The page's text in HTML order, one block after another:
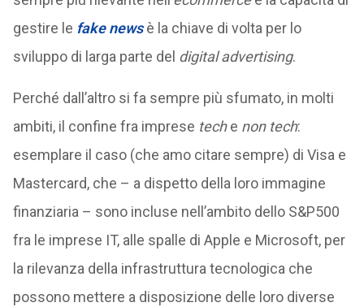
gestire le fake newsè la chiave di volta per lo
sviluppo di larga parte del digital advertising.
Perché dall’altro si fa sempre più sfumato, in molti
ambiti, il confine fra imprese teche non tech:
esemplare il caso (che amo citare sempre) di Visa e
Mastercard, che – a dispetto della loro immagine
finanziaria – sono incluse nell’ambito dello S&P500
fra le imprese IT, alle spalle di Apple e Microsoft, per
la rilevanza della infrastruttura tecnologica che
possono mettere a disposizione delle loro diverse